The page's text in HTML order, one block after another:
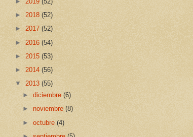
► 2018 (52)
► 2017 (52)
► 2016 (54)
► 2015 (53)
► 2014 (56)
▼ 2013 (55)
►diciembre(6)
►noviembre(8)
►octubre(4)